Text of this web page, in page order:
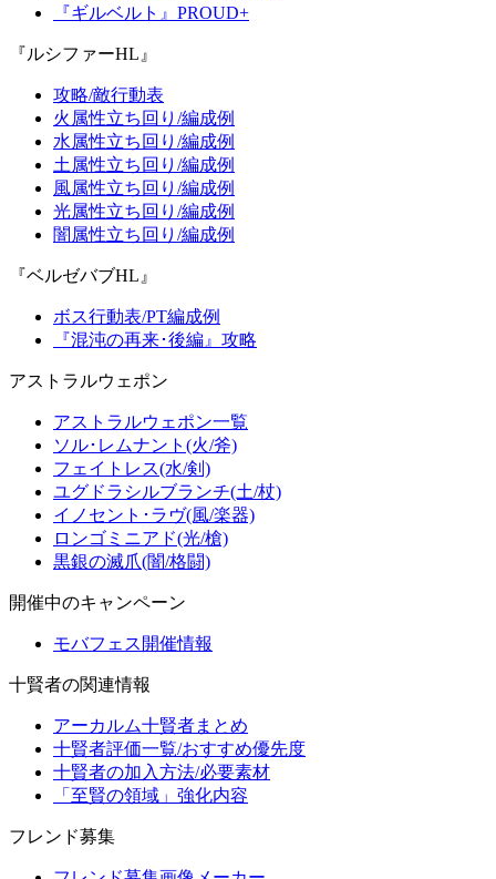
『ギルベルト』PROUD+
『ルシファーHL』
攻略/敵行動表
火属性立ち回り/編成例
水属性立ち回り/編成例
土属性立ち回り/編成例
風属性立ち回り/編成例
光属性立ち回り/編成例
闇属性立ち回り/編成例
『ベルゼバブHL』
ボス行動表/PT編成例
『混沌の再来･後編』攻略
アストラルウェポン
アストラルウェポン一覧
ソル･レムナント(火/斧)
フェイトレス(水/剣)
ユグドラシルブランチ(土/杖)
イノセント･ラヴ(風/楽器)
ロンゴミニアド(光/槍)
黒銀の滅爪(闇/格闘)
開催中のキャンペーン
モバフェス開催情報
十賢者の関連情報
アーカルム十賢者まとめ
十賢者評価一覧/おすすめ優先度
十賢者の加入方法/必要素材
「至賢の領域」強化内容
フレンド募集